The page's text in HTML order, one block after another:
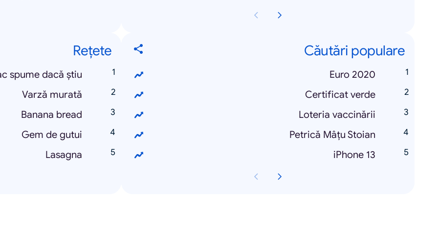
Căutări populare
Euro 2020
Certificat verde
Loteria vaccinării
Petrică Mâțu Stoian
iPhone 13
Rețete
spume dacă știu
Varză murată
Banana bread
Gem de gutui
Lasagna